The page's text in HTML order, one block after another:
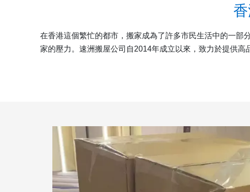
在香港這個繁忙的都市，搬家成為了許多市民生活中的一部
家的壓力。速洲搬屋公司自2014年成立以來，致力於提供